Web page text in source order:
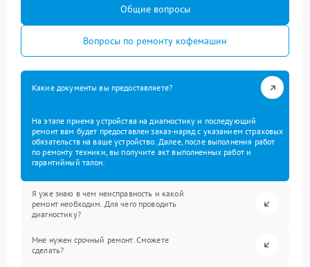
Общие вопросы
Вопросы по ремонту кофемашин
Какие документы вы предоставляете?
На этапе приема устройства на диагностику и последующий
ремонт вам будет предоставлен заказ-наряд с указанием страховых
обязательств на ваше устройство. Далее, после выполнения работ
по ремонту техники, вы получите акт выполненных работ и
гарантийный талон.
Я уже знаю в чем неисправность и какой
ремонт необходим. Для чего проводить
диагностику?
Мне нужен срочный ремонт. Сможете
сделать?